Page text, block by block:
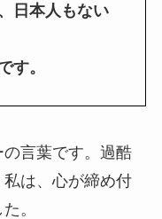
日本人もない
す。
の言葉です。過酷
は、心が締め付
。